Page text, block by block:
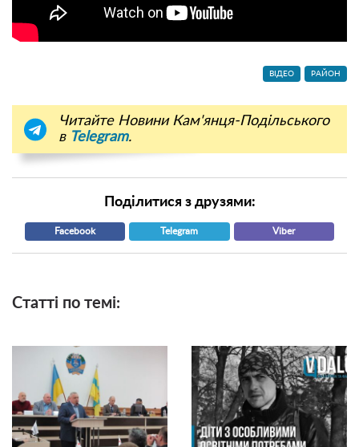
ВІДЕО РАЙОН
Читайте Новини Кам'янця-Подільського
в Telegram.
Поділитися з друзями:
Facebook Telegram Viber
Статті по темі: